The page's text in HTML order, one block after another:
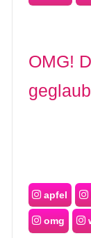
OMG!
apfel
omg